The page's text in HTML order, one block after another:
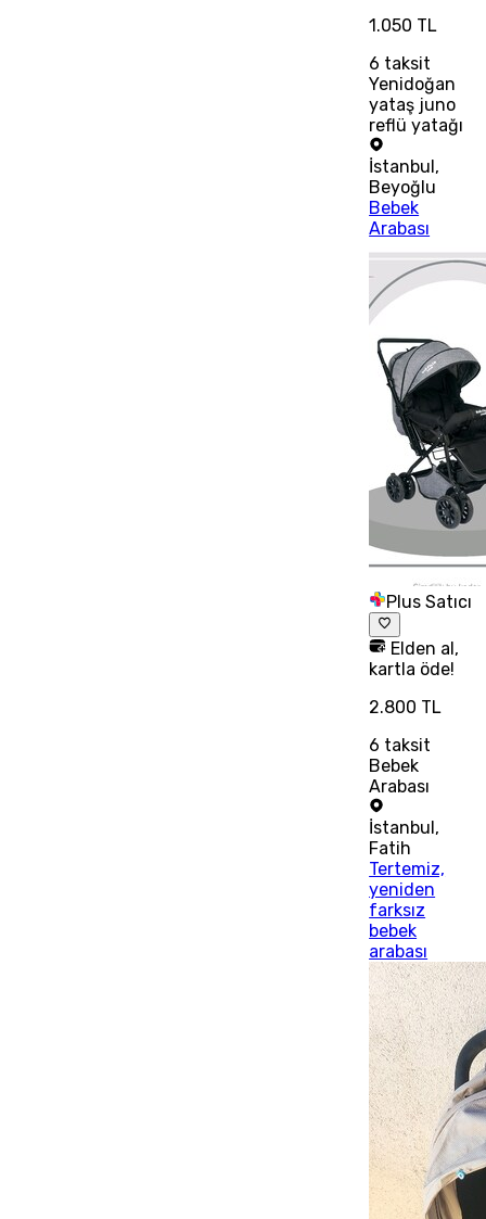
1.050 TL
6 taksit
Yenidoğan
yataş juno
reflü yatağı
İstanbul ,
Beyoğlu
Bebek
Arabası
Plus Satıcı
Elden al,
kartla öde!
2.800 TL
6 taksit
Bebek
Arabası
İstanbul,
Fatih
Tertemiz,
yeniden
farksız
bebek
arabası